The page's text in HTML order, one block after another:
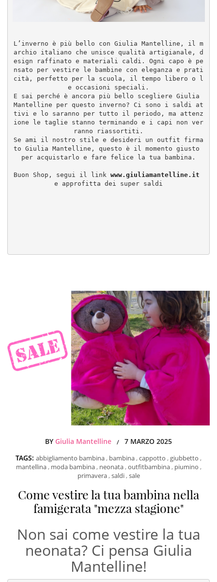
L’inverno è più bello con Giulia Mantelline, il m
archio italiano che unisce qualità artigianale, d
esign raffinato e materiali caldi. Ogni capo è pe
nsato per vestire le bambine con eleganza e prati
cità, perfetto per la scuola, il tempo libero o l
e occasioni speciali.
E sai perché è ancora più bello scegliere Giulia
Mantelline per questo inverno? Ci sono i saldi at
tivi e lo saranno per tutto il periodo, ma attenz
ione le taglie stanno terminando e i capi non ver
ranno riassortiti.
Se ami il nostro stile e desideri un outfit firma
to Giulia Mantelline, questo è il momento giusto
per acquistarlo e fare felice la tua bambina.
Buon Shop, segui il link www.giuliamantelline.it
e approfitta dei super saldi
BY Giulia Mantelline /
7 MARZO 2025
TAGS: abbigliamento bambina, bambina,cappotto , giubbetto ,
mantellina, moda bambina, neonata,outfitbambina, piumino ,
primavera,saldi,sale
Come vestire la tua bambina nella
famigerata "mezza stagione"
Non sai come vestire la tua
neonata? Ci pensa Giulia
Mantelline!